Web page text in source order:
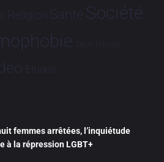
Religion Santé Société
Tech Tribune
Études
femmes arrêtées, l’inquiétude
à la répression LGBT+